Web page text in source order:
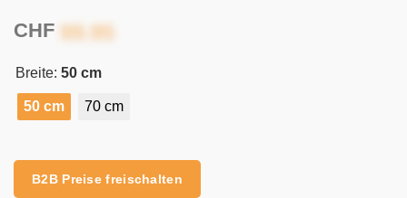
CHF
Breite: 50 cm
50 cm 70 cm
B2B Preise freischalten